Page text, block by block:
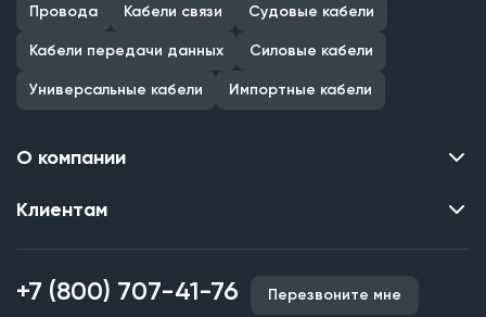
Провода Кабели связи Судовые кабели
Кабели передачи данных Силовые кабели
Универсальные кабели Импортные кабели
О компании
Контакты
Наши объекты
Клиентам
Производство кабельной продукции
+7 (800) 707-41-76 Перезвоните мне